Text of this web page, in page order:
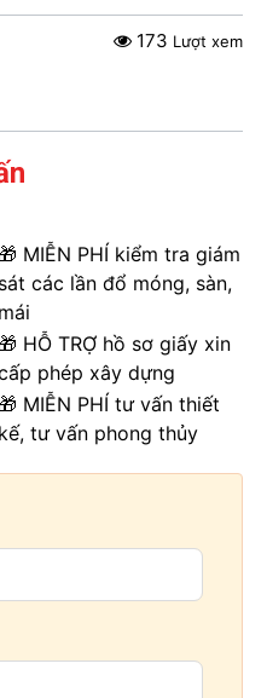
173 Lượt xem
🎁 MIỄN PHÍ kiểm tra giám
sát các lần đổ móng, sàn,
mái
🎁 HỖ TRỢ hồ sơ giấy xin
phép xây dựng
🎁 MIỄN PHÍ tư vấn thiết
kế, tư vấn phong thủy